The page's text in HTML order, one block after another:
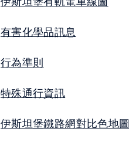
有害化學品訊息
行為準則
特殊通行資訊
伊斯坦堡鐵路網對比色地圖